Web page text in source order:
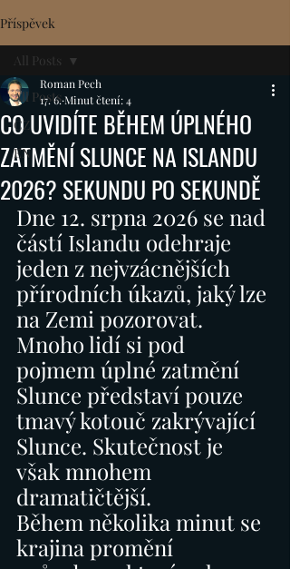
Příspěvek
All Posts
CZ
EN
All Posts
CO UVIDÍTE BĚHEM ÚPLNÉHO
ZATMĚNÍ SLUNCE NA ISLANDU
2026? SEKUNDU PO SEKUNDĚ
Roman Pech
17. 6. Minut čtení: 4
Dne 12. srpna 2026 se nad
částí Islandu odehraje
jeden z nejvzácnějších
přírodních úkazů, jaký lze
na Zemi pozorovat.
Mnoho lidí si pod
pojmem úplné zatmění
Slunce představí pouze
tmavý kotouč zakrývající
Slunce. Skutečnost je
však mnohem
dramatičtější.
Během několika minut se
krajina promění